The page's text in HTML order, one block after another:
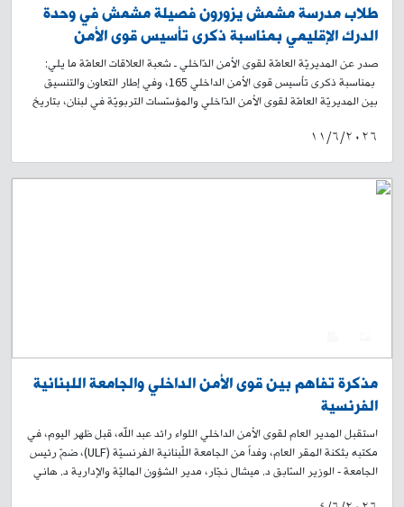
طلاب مدرسة مشمش يزورون فصيلة مشمش في وحدة
الدرك الإقليمي بمناسبة ذكرى تأسيس قوى الأمن
الداخلي 165
صدر عن المديريّة العامّة لقوى الأمن الدّاخلي ـ شعبة العلاقات العامّة ما يلي:
بمناسبة ذكرى تأسيس قوى الأمن الداخلي 165، وفي إطار التعاون والتنسيق
بين المديريّة العامّة لقوى الأمن الدّاخلي والمؤسّسات التربويّة في لبنان، بتاريخ
فصيلة مشمش في وحدة الدّرك الإقليمي، برفقة مدير المدرسة الأستاذ يوسف
برّي، ومجموعة مدرّسين فيها. عند وصولهم، رحّب بهم عناصر الفصيلة، وقدّم
لهم آمر الفصيلة الرّائد أحمد الأدرع شرحًا تفصيليًّا حول مهامّ قوى الأمن
الداخلي، ودورها في خدمة المواطنين في المجالات كافّة. وفي هذا السياق، تمّ
١١/٦/٢٠٢٦
مذكرة تفاهم بين قوى الأمن الداخلي والجامعة اللبنانية
الفرنسية
استقبل المدير العام لقوى الأمن الداخلي اللواء رائد عبد الله، قبل ظهر اليوم، في
مكتبه بثكنة المقر العام، وفداً من الجامعة اللّبنانية الفرنسيّة (ULF)، ضمّ رئيس
الجامعة - الوزير السّابق د. ميشال نجّار، مدير الشؤون الماليّة والإدارية د. هاني